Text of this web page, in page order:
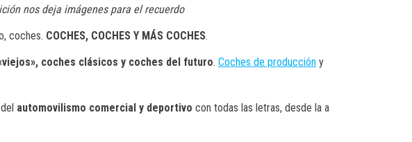
nos deja imágenes para el recuerdo
coches. COCHES, COCHES Y MÁS COCHES.
coches clásicos y coches del futuro. Coches de producción y
automovilismo comercial y deportivo con todas las letras, desde la a